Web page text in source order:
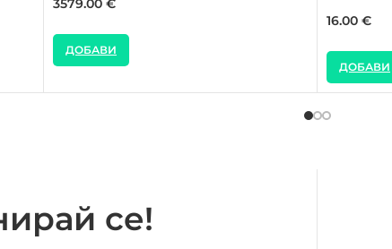
ДОБАВИ
16.00 €
ДОБАВИ
се!